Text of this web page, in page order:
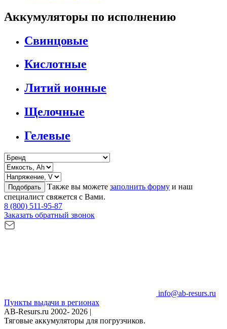
Аккумуляторы по исполнению
Свинцовые
Кислотные
Литий ионные
Щелочные
Гелевые
Подобрать Также вы можете заполнить форму и наш
специалист свяжется с Вами.
8 (800) 511-95-87
Заказать обратный звонок
info@ab-resurs.ru
Пункты выдачи в регионах
AB-Resurs.ru 2002- 2026 |
Тяговые аккумуляторы для погрузчиков.